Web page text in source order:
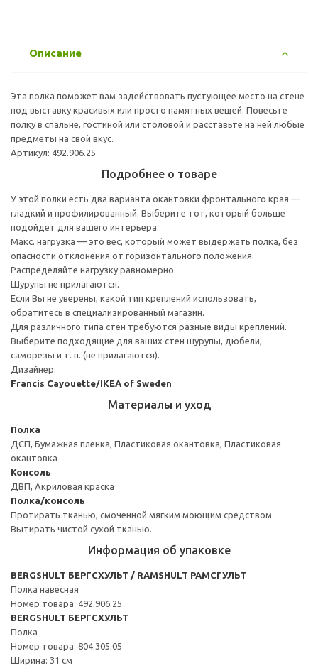
Описание
Эта полка поможет вам задействовать пустующее место на стене
под выставку красивых или просто памятных вещей. Повесьте
полку в спальне, гостиной или столовой и расставьте на ней любые
предметы на свой вкус.
Артикул: 492.906.25
Подробнее о товаре
У этой полки есть два варианта окантовки фронтального края —
гладкий и профилированный. Выберите тот, который больше
подойдет для вашего интерьера.
Макс. нагрузка — это вес, который может выдержать полка, без
опасности отклонения от горизонтального положения.
Распределяйте нагрузку равномерно.
Шурупы не прилагаются.
Если Вы не уверены, какой тип креплений использовать,
обратитесь в специализированный магазин.
Для различного типа стен требуются разные виды креплений.
Выберите подходящие для ваших стен шурупы, дюбели,
саморезы и т. п. (не прилагаются).
Дизайнер:
Francis Cayouette/IKEA of Sweden
Материалы и уход
Полка
ДСП, Бумажная пленка, Пластиковая окантовка, Пластиковая
окантовка
Консоль
ДВП, Акриловая краска
Полка/консоль
Протирать тканью, смоченной мягким моющим средством.
Вытирать чистой сухой тканью.
Информация об упаковке
BERGSHULT БЕРГСХУЛЬТ / RAMSHULT РАМСГУЛЬТ
Полка навесная
Номер товара: 492.906.25
BERGSHULT БЕРГСХУЛЬТ
Полка
Номер товара: 804.305.05
Ширина: 31 см